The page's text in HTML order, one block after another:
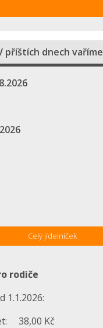
příštích dnech vaříme
Celý jídelníček
rodiče
1.1.2026:
38,00 Kč